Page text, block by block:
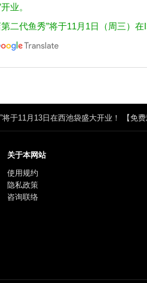
业。
二代鱼秀”将于11月1日（周三）
将于11月13日在西池袋盛大开业！ 【免费
关于本网站
使用规约
隐私政策
咨询联络